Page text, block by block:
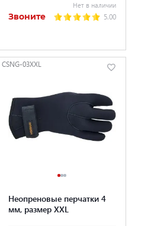
Нет в наличии
Звоните 5.00
CSNG-03XXL
Неопреновые перчатки 4
мм, размер XXL